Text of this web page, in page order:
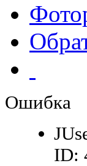
Ошибка
ID: